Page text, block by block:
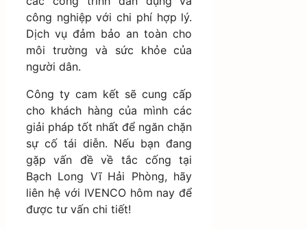
công nghiệp với chi phí hợp lý.
Dịch vụ đảm bảo an toàn cho
môi trường và sức khỏe của
người dân.
Công ty cam kết sẽ cung cấp
cho khách hàng của mình các
giải pháp tốt nhất để ngăn chặn
sự cố tái diễn. Nếu bạn đang
gặp vấn đề về tắc cống tại
Bạch Long Vĩ Hải Phòng, hãy
liên hệ với IVENCO hôm nay để
được tư vấn chi tiết!